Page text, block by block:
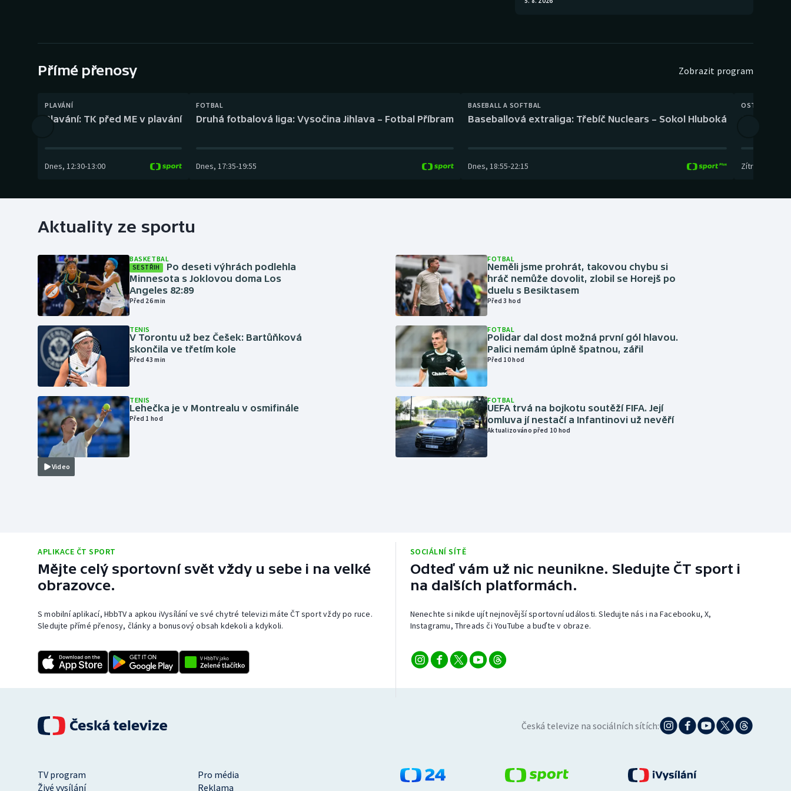
Golf Plavání Ostatní
Přímé přenosy Zobrazit program
PLAVÁNÍ
Plavání: TK před ME v plavání
Dnes, 12:30-13:00
FOTBAL
Druhá fotbalová liga: Vysočina Jihlava – Fotbal Příbram
Dnes, 17:35-19:55
BASEBALL A SOFTBAL
Baseballová extraliga: Třebíč Nuclears – Sokol Hluboká
Dnes, 18:55-22:15
OSTATNÍ
Zítra
Aktuality ze sportu
BASKETBAL
SESTŘIH
Po deseti výhrách podlehla
Minnesota s Joklovou doma Los
Angeles 82:89
Před 26 min
TENIS
V Torontu už bez Češek: Bartůňková
skončila ve třetím kole
Před 43 min
Video
TENIS
Lehečka je v Montrealu v osmifinále
Před 1 hod
FOTBAL
Neměli jsme prohrát, takovou chybu si
hráč nemůže dovolit, zlobil se Horejš po
duelu s Besiktasem
Před 3 hod
FOTBAL
Polidar dal dost možná první gól hlavou.
Palici nemám úplně špatnou, zářil
Před 10 hod
FOTBAL
UEFA trvá na bojkotu soutěží FIFA. Její
omluva jí nestačí a Infantinovi už nevěří
Aktualizováno před 10 hod
APLIKACE ČT SPORT
Mějte celý sportovní svět vždy u sebe i na velké
obrazovce.
S mobilní aplikací, HbbTV a apkou iVysílání ve své chytré televizi máte ČT sport vždy po ruce.
Sledujte přímé přenosy, články a bonusový obsah kdekoli a kdykoli.
SOCIÁLNÍ SÍTĚ
Odteď vám už nic neunikne. Sledujte ČT sport i
na dalších platformách.
Nenechte si nikde ujít nejnovější sportovní události. Sledujte nás i na Facebooku, X,
Instagramu, Threads či YouTube a buďte v obraze.
Česká televize na sociálních sítích:
TV program
Pro média
Živé vysílání
Reklama